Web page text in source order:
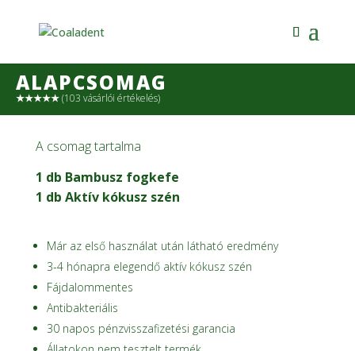
ALAPCSOMAG
★★★★★(103 vásárlói értékelés)
A csomag tartalma
1 db Bambusz fogkefe
1 db Aktív kókusz szén
Már az első használat után látható eredmény
3-4 hónapra elegendő aktív kókusz szén
Fájdalommentes
Antibakteriális
30 napos pénzvisszafizetési garancia